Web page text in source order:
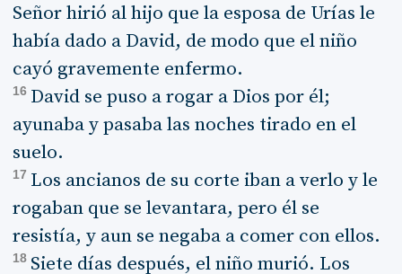
Señor hirió al hijo que la esposa de Urías le
había dado a David, de modo que el niño
cayó gravemente enfermo.
16 David se puso a rogar a Dios por él;
ayunaba y pasaba las noches tirado en el
suelo.
17 Los ancianos de su corte iban a verlo y le
rogaban que se levantara, pero él se
resistía, y aun se negaba a comer con ellos.
18 Siete días después, el niño murió. Los